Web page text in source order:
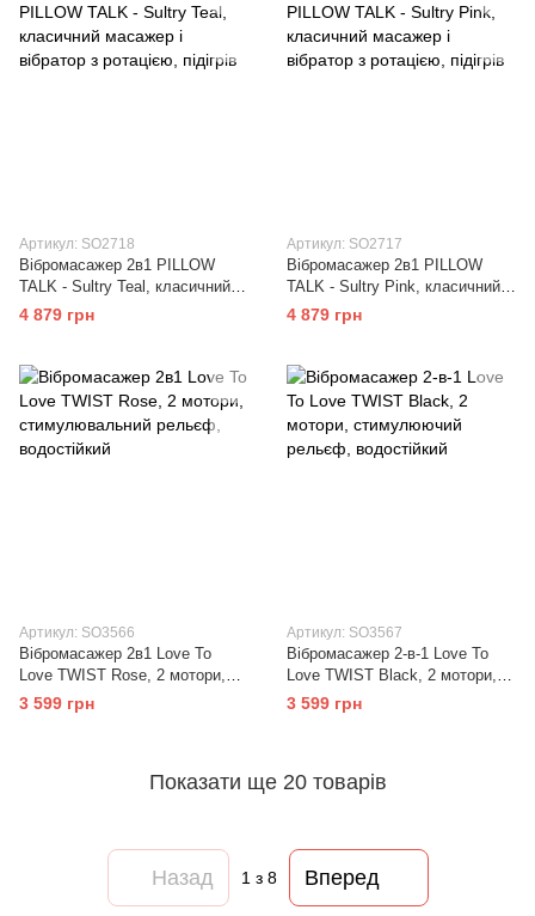
Артикул: SO2718
Вібромасажер 2в1 PILLOW
TALK - Sultry Teal, класичний
масажер і вібратор з ротацією,
4 879 грн
Артикул: SO2717
Вібромасажер 2в1 PILLOW
TALK - Sultry Pink, класичний
масажер і вібратор з ротацією,
4 879 грн
Артикул: SO3566
Вібромасажер 2в1 Love To
Love TWIST Rose, 2 мотори,
стимулювальний рельєф,
водостійкий
3 599 грн
Артикул: SO3567
Вібромасажер 2-в-1 Love To
Love TWIST Black, 2 мотори,
стимулюючий рельєф,
водостійкий
3 599 грн
Показати ще 20 товарів
Назад 1 з 8 Вперед